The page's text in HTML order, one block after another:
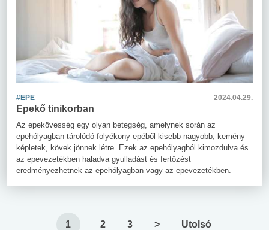
#EPE 2024.04.29.
Epekő tinikorban
Az epekövesség egy olyan betegség, amelynek során az
epehólyagban tárolódó folyékony epéből kisebb-nagyobb, kemény
képletek, kövek jönnek létre. Ezek az epehólyagból kimozdulva és
az epevezetékben haladva gyulladást és fertőzést
eredményezhetnek az epehólyagban vagy az epevezetékben.
1 2 3 > Utolsó